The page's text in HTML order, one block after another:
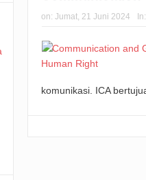
on:Jumat, 21 Juni 2024
komunikasi. ICA